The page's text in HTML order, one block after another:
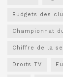
Budgets des
Championnat
Chiffre de la
Droits TV